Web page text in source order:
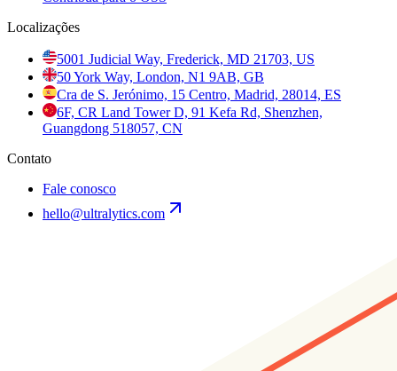
Localizações
5001 Judicial Way, Frederick, MD 21703, US
50 York Way, London, N1 9AB, GB
Cra de S. Jerónimo, 15 Centro, Madrid, 28014, ES
6F, CR Land Tower D, 91 Kefa Rd, Shenzhen,
Guangdong 518057, CN
Contato
Fale conosco
hello@ultralytics.com